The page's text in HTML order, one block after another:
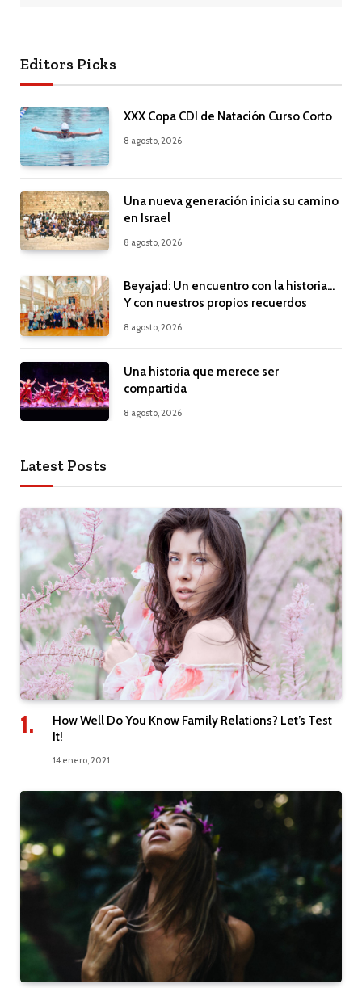
Editors Picks
XXX Copa CDI de Natación Curso Corto
8 agosto, 2026
Una nueva generación inicia su camino
en Israel
8 agosto, 2026
Beyajad: Un encuentro con la historia…
Y con nuestros propios recuerdos
8 agosto, 2026
Una historia que merece ser
compartida
8 agosto, 2026
Latest Posts
How Well Do You Know Family Relations? Let’s Test
It!
14 enero, 2021